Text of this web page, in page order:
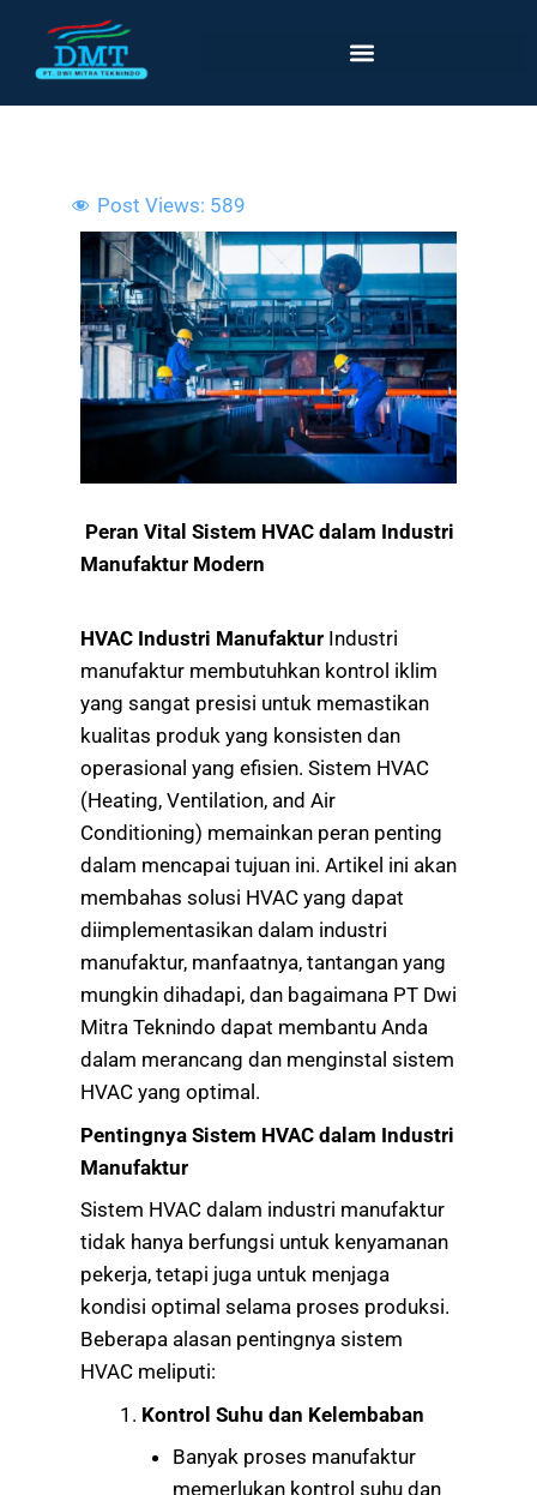
konten
Post Views: 589
Peran Vital Sistem HVAC dalam Industri
Manufaktur Modern
HVAC Industri Manufaktur Industri
manufaktur membutuhkan kontrol iklim
yang sangat presisi untuk memastikan
kualitas produk yang konsisten dan
operasional yang efisien. Sistem HVAC
(Heating, Ventilation, and Air
Conditioning) memainkan peran penting
dalam mencapai tujuan ini. Artikel ini akan
membahas solusi HVAC yang dapat
diimplementasikan dalam industri
manufaktur, manfaatnya, tantangan yang
mungkin dihadapi, dan bagaimana PT Dwi
Mitra Teknindo dapat membantu Anda
dalam merancang dan menginstal sistem
HVAC yang optimal.
Pentingnya Sistem HVAC dalam Industri
Manufaktur
Sistem HVAC dalam industri manufaktur
tidak hanya berfungsi untuk kenyamanan
pekerja, tetapi juga untuk menjaga
kondisi optimal selama proses produksi.
Beberapa alasan pentingnya sistem
HVAC meliputi:
Kontrol Suhu dan Kelembaban
Banyak proses manufaktur
memerlukan kontrol suhu dan